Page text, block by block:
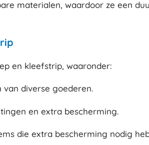
materialen, waardoor ze een
en kleefstrip, waaronder:
van diverse goederen.
en extra bescherming.
die extra bescherming nodig